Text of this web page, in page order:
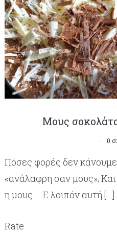
Μους
0
Πόσες φορές δεν
«ανάλαφρη σαν μους»;
η μους…. Ε λοιπόν αυτή […]
Rate